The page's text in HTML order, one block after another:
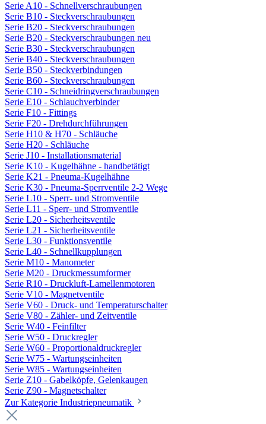
Serie A10 - Schnellverschraubungen
Serie B10 - Steckverschraubungen
Serie B20 - Steckverschraubungen
Serie B20 - Steckverschraubungen neu
Serie B30 - Steckverschraubungen
Serie B40 - Steckverschraubungen
Serie B50 - Steckverbindungen
Serie B60 - Steckverschraubungen
Serie C10 - Schneidringverschraubungen
Serie E10 - Schlauchverbinder
Serie F10 - Fittings
Serie F20 - Drehdurchführungen
Serie H10 & H70 - Schläuche
Serie H20 - Schläuche
Serie J10 - Installationsmaterial
Serie K10 - Kugelhähne - handbetätigt
Serie K21 - Pneuma-Kugelhähne
Serie K30 - Pneuma-Sperrventile 2-2 Wege
Serie L10 - Sperr- und Stromventile
Serie L11 - Sperr- und Stromventile
Serie L20 - Sicherheitsventile
Serie L21 - Sicherheitsventile
Serie L30 - Funktionsventile
Serie L40 - Schnellkupplungen
Serie M10 - Manometer
Serie M20 - Druckmessumformer
Serie R10 - Druckluft-Lamellenmotoren
Serie V10 - Magnetventile
Serie V60 - Druck- und Temperaturschalter
Serie V80 - Zähler- und Zeitventile
Serie W40 - Feinfilter
Serie W50 - Druckregler
Serie W60 - Proportionaldruckregler
Serie W75 - Wartungseinheiten
Serie W85 - Wartungseinheiten
Serie Z10 - Gabelköpfe, Gelenkaugen
Serie Z90 - Magnetschalter
Zur Kategorie Industriepneumatik